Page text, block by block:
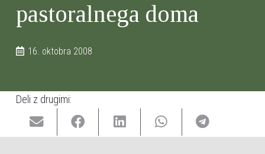
pastoralnega doma
16. oktobra 2008
Deli z drugimi: